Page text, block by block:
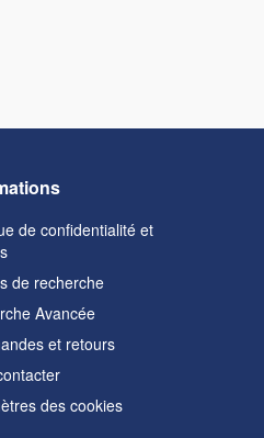
de confidentialité et
de recherche
Avancée
et retours
des cookies